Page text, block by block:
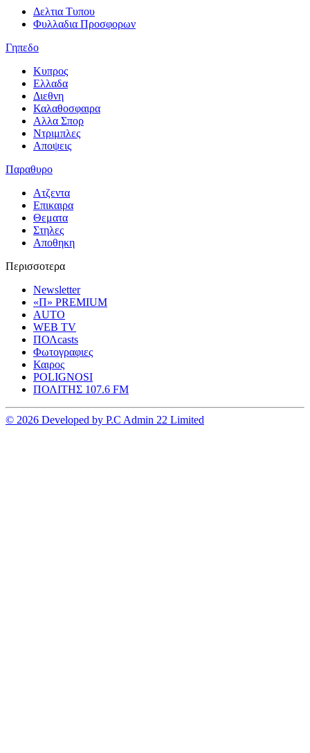
Δελτια Τυπου
Φυλλαδια Προσφορων
Γηπεδο
Κυπρος
Ελλαδα
Διεθνη
Καλαθοσφαιρα
Αλλα Σπορ
Ντριμπλες
Αποψεις
Παραθυρο
Ατζεντα
Επικαιρα
Θεματα
Στηλες
Αποθηκη
Περισσοτερα
Newsletter
«Π» PREMIUM
AUTO
WEB TV
ΠΟΛcasts
Φωτογραφιες
Καιρος
POLIGNOSI
ΠΟΛΙΤΗΣ 107.6 FM
© 2026 Developed by P.C Admin 22 Limited